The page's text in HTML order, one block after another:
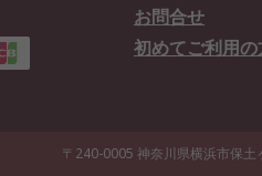
お問合せ
初めてご利用
〒240-0005 神奈川県横浜市保